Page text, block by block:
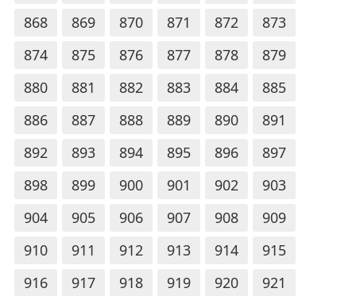
868
869 870 871 872
873
874
875 876 877 878
879
880
881 882 883 884
885
886
887 888 889 890
891
892
893 894 895 896
897
898
899 900 901 902
903
904
905 906 907 908
909
910
911 912 913 914
915
916
917 918 919 920
921